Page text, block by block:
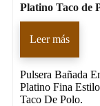
Platino Taco de
Leer más
Pulsera Bañada
Platino Fina Estilo
Taco De Polo.